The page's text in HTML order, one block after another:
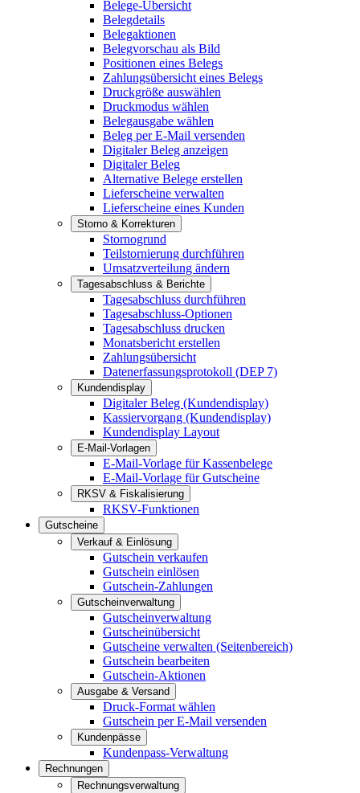
Belege-Übersicht
Belegdetails
Belegaktionen
Belegvorschau als Bild
Positionen eines Belegs
Zahlungsübersicht eines Belegs
Druckgröße auswählen
Druckmodus wählen
Belegausgabe wählen
Beleg per E-Mail versenden
Digitaler Beleg anzeigen
Digitaler Beleg
Alternative Belege erstellen
Lieferscheine verwalten
Lieferscheine eines Kunden
Storno & Korrekturen
Stornogrund
Teilstornierung durchführen
Umsatzverteilung ändern
Tagesabschluss & Berichte
Tagesabschluss durchführen
Tagesabschluss-Optionen
Tagesabschluss drucken
Monatsbericht erstellen
Zahlungsübersicht
Datenerfassungsprotokoll (DEP 7)
Kundendisplay
Digitaler Beleg (Kundendisplay)
Kassiervorgang (Kundendisplay)
Kundendisplay Layout
E-Mail-Vorlagen
E-Mail-Vorlage für Kassenbelege
E-Mail-Vorlage für Gutscheine
RKSV & Fiskalisierung
RKSV-Funktionen
Gutscheine
Verkauf & Einlösung
Gutschein verkaufen
Gutschein einlösen
Gutschein-Zahlungen
Gutscheinverwaltung
Gutscheinverwaltung
Gutscheinübersicht
Gutscheine verwalten (Seitenbereich)
Gutschein bearbeiten
Gutschein-Aktionen
Ausgabe & Versand
Druck-Format wählen
Gutschein per E-Mail versenden
Kundenpässe
Kundenpass-Verwaltung
Rechnungen
Rechnungsverwaltung